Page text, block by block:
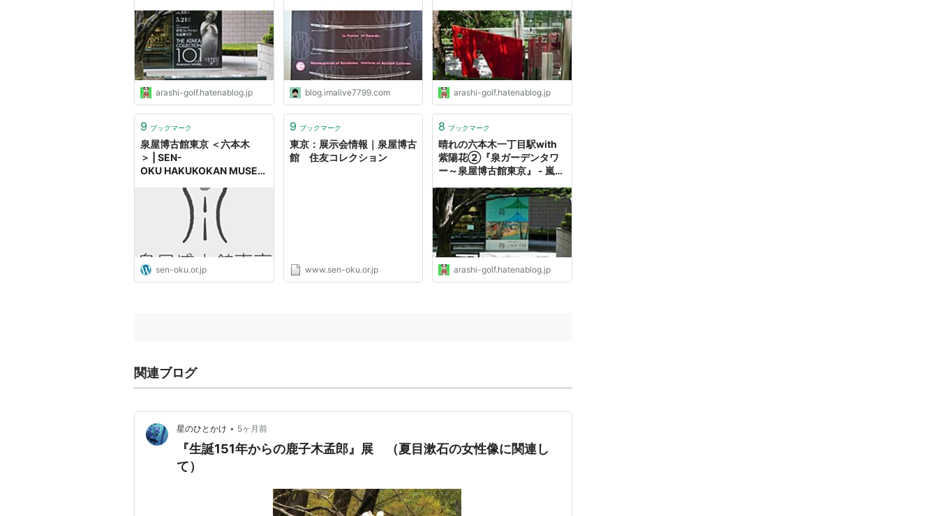
MUSEUM - 嵐、ゴルフ、ミ
ステリーの日々２
arashi-golf.hatenablog.jp
4日まで開催！） - あいむあ
らいぶ
blog.imalive7799.com arashi-golf.hatenablog.jp
9 ブックマーク
泉屋博古館東京 ＜六本木
＞ | SEN-
OKU HAKUKOKAN MUSEU
sen-oku.or.jp
9 ブックマーク
東京：展示会情報｜泉屋博古
館 住友コレクション
www.sen-oku.or.jp
8 ブックマーク
晴れの六本木一丁目駅with
紫陽花②『泉ガーデンタワ
ー～泉屋博古館東京』 - 嵐、
arashi-golf.hatenablog.jp
関連ブログ
星のひとかけ • 5ヶ月前
『生誕151年からの鹿子木孟郎』展 （夏目漱石の女性像に関連し
て）